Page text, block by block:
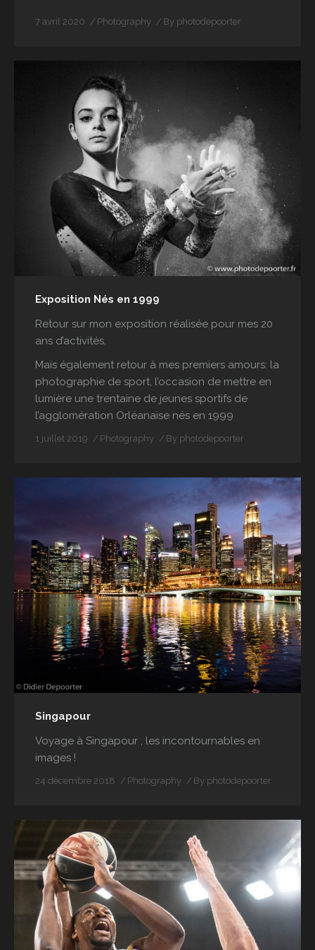
7 avril 2020 Photography By photodepoorter
Exposition Nés en 1999
Retour sur mon exposition réalisée pour mes 20
ans d’activités,
Mais également retour à mes premiers amours: la
photographie de sport, l’occasion de mettre en
lumière une trentaine de jeunes sportifs de
l’agglomération Orléanaise nés en 1999
1 juillet 2019 Photography By photodepoorter
Singapour
Voyage à Singapour , les incontournables en
images !
24 décembre 2018 Photography By photodepoorter